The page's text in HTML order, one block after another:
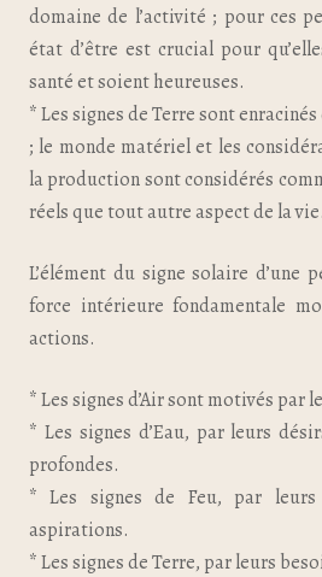
domaine de l’activité ; pour ces
état d’être est crucial pour
santé et soient heureuses.
* Les signes de Terre sont
; le monde matériel et les
la production sont considérés
réels que tout autre aspect de la vie.
L’élément du signe solaire d’une
force intérieure fondamentale
actions.
* Les signes d’Air sont motivés par
* Les signes d’Eau, par leurs
profondes.
* Les signes de Feu, par
aspirations.
* Les signes de Terre, par leurs